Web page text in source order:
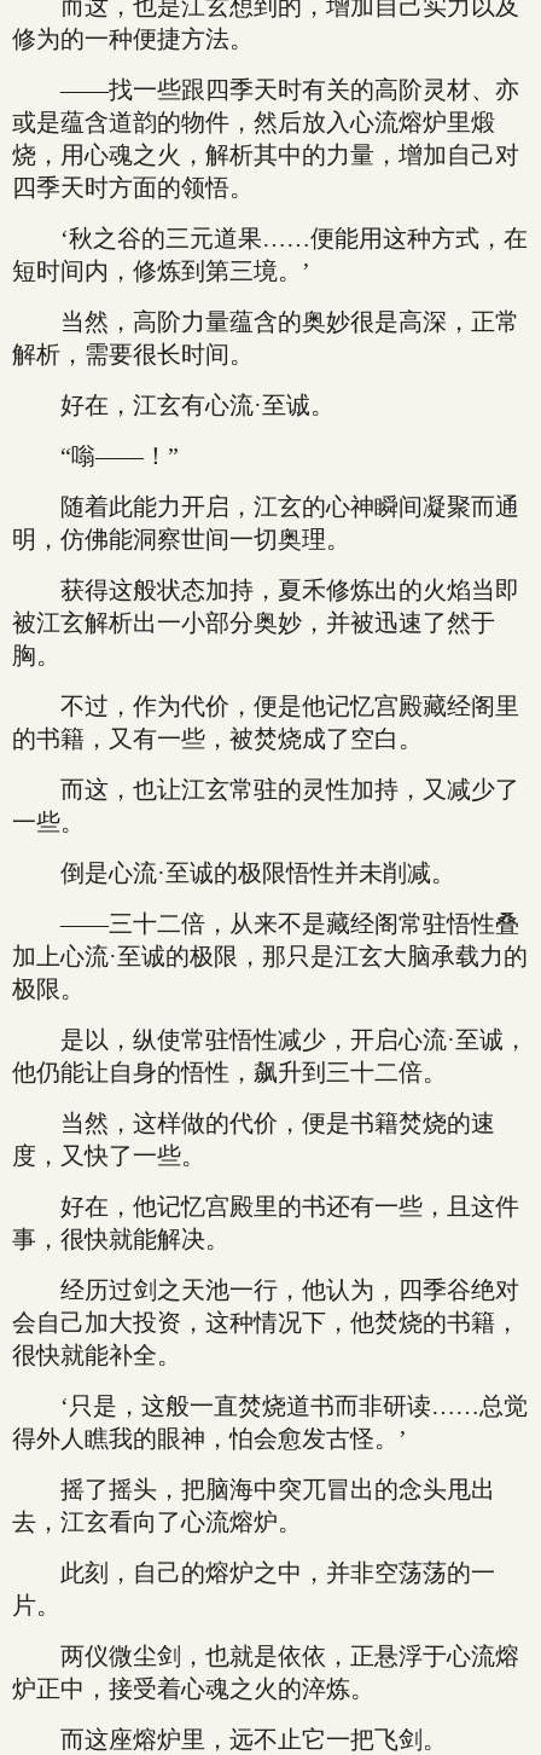
而这，也是江玄想到的，增加自己实力以及
修为的一种便捷方法。
——找一些跟四季天时有关的高阶灵材、亦
或是蕴含道韵的物件，然后放入心流熔炉里煅
烧，用心魂之火，解析其中的力量，增加自己对
四季天时方面的领悟。
‘秋之谷的三元道果……便能用这种方式，在
短时间内，修炼到第三境。’
当然，高阶力量蕴含的奥妙很是高深，正常
解析，需要很长时间。
好在，江玄有心流·至诚。
“嗡——！”
随着此能力开启，江玄的心神瞬间凝聚而通
明，仿佛能洞察世间一切奥理。
获得这般状态加持，夏禾修炼出的火焰当即
被江玄解析出一小部分奥妙，并被迅速了然于
胸。
不过，作为代价，便是他记忆宫殿藏经阁里
的书籍，又有一些，被焚烧成了空白。
而这，也让江玄常驻的灵性加持，又减少了
一些。
倒是心流·至诚的极限悟性并未削减。
——三十二倍，从来不是藏经阁常驻悟性叠
加上心流·至诚的极限，那只是江玄大脑承载力的
极限。
是以，纵使常驻悟性减少，开启心流·至诚，
他仍能让自身的悟性，飙升到三十二倍。
当然，这样做的代价，便是书籍焚烧的速
度，又快了一些。
好在，他记忆宫殿里的书还有一些，且这件
事，很快就能解决。
经历过剑之天池一行，他认为，四季谷绝对
会自己加大投资，这种情况下，他焚烧的书籍，
很快就能补全。
‘只是，这般一直焚烧道书而非研读……总觉
得外人瞧我的眼神，怕会愈发古怪。’
摇了摇头，把脑海中突兀冒出的念头甩出
去，江玄看向了心流熔炉。
此刻，自己的熔炉之中，并非空荡荡的一
片。
两仪微尘剑，也就是依依，正悬浮于心流熔
炉正中，接受着心魂之火的淬炼。
而这座熔炉里，远不止它一把飞剑。